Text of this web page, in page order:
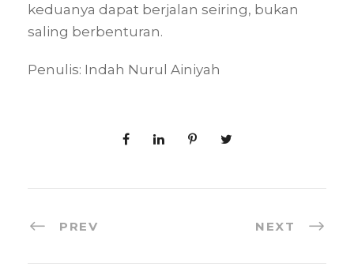
keduanya dapat berjalan seiring, bukan
saling berbenturan.
Penulis: Indah Nurul Ainiyah
PREV NEXT